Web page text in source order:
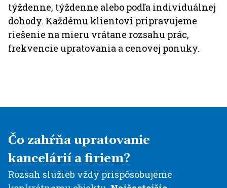
týždenne, týždenne alebo podľa individuálnej
dohody. Každému klientovi pripravujeme
riešenie na mieru vrátane rozsahu prác,
frekvencie upratovania a cenovej ponuky.
Čo zahŕňa upratovanie
kancelárií a firiem?
Rozsah služieb vždy prispôsobujeme